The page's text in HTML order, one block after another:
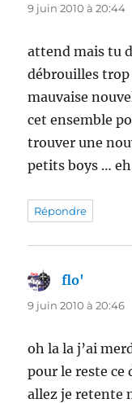
9 juin 2010 à 20:44
attend mais tu
débrouilles
mauvaise
cet ensemble
trouver une
petits boys …
Répondre
flo'
9 juin 2010 à 20:46
oh la la j’ai
pour le reste
allez je retente